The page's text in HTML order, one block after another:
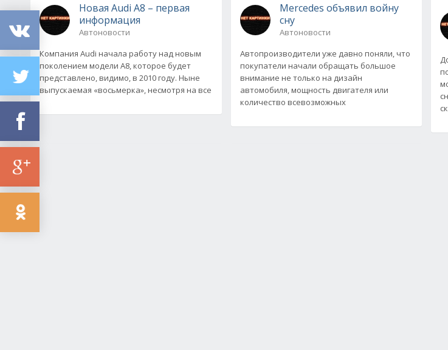
Новая Audi A8 – первая
информация
Автоновости
Компания Audi начала работу над новым
поколением модели A8, которое будет
представлено, видимо, в 2010 году. Ныне
выпускаемая «восьмерка», несмотря на все
Mercedes объявил войну
сну
Автоновости
Автопроизводители уже давно поняли, что
покупатели начали обращать большое
внимание не только на дизайн
автомобиля, мощность двигателя или
количество всевозможных